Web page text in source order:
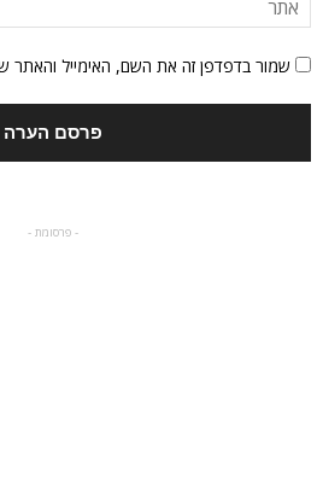
שמור בדפדפן זה את השם, האימייל והאתר
- פרסומת -